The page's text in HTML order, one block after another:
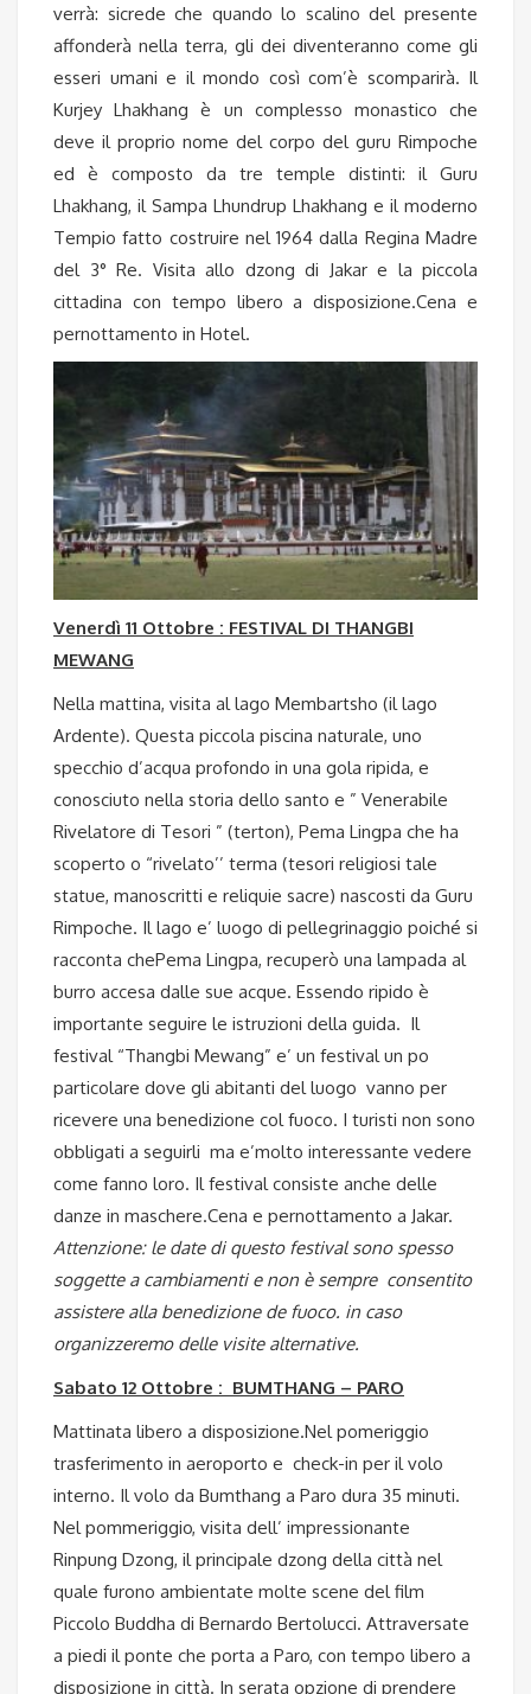
verrà: sicrede che quando lo scalino del presente
affonderà nella terra, gli dei diventeranno come gli
esseri umani e il mondo così com’è scomparirà. Il
Kurjey Lhakhang è un complesso monastico che
deve il proprio nome del corpo del guru Rimpoche
ed è composto da tre temple distinti: il Guru
Lhakhang, il Sampa Lhundrup Lhakhang e il moderno
Tempio fatto costruire nel 1964 dalla Regina Madre
del 3° Re. Visita allo dzong di Jakar e la piccola
cittadina con tempo libero a disposizione.Cena e
pernottamento in Hotel.
Venerdì 11 Ottobre : FESTIVAL DI THANGBI
MEWANG
Nella mattina, visita al lago Membartsho (il lago
Ardente). Questa piccola piscina naturale, uno
specchio d’acqua profondo in una gola ripida, e
conosciuto nella storia dello santo e ” Venerabile
Rivelatore di Tesori ” (terton), Pema Lingpa che ha
scoperto o “rivelato’’ terma (tesori religiosi tale
statue, manoscritti e reliquie sacre) nascosti da Guru
Rimpoche. Il lago e’ luogo di pellegrinaggio poiché si
racconta chePema Lingpa, recuperò una lampada al
burro accesa dalle sue acque. Essendo ripido è
importante seguire le istruzioni della guida. Il
festival “Thangbi Mewang” e’ un festival un po
particolare dove gli abitanti del luogo vanno per
ricevere una benedizione col fuoco. I turisti non sono
obbligati a seguirli ma e’molto interessante vedere
come fanno loro. Il festival consiste anche delle
danze in maschere.Cena e pernottamento a Jakar.
Attenzione: le date di questo festival sono spesso
soggette a cambiamenti e non è sempre consentito
assistere alla benedizione de fuoco. in caso
organizzeremo delle visite alternative.
Sabato 12 Ottobre : BUMTHANG – PARO
Mattinata libero a disposizione.Nel pomeriggio
trasferimento in aeroporto e check-in per il volo
interno. Il volo da Bumthang a Paro dura 35 minuti.
Nel pommeriggio, visita dell’ impressionante
Rinpung Dzong, il principale dzong della città nel
quale furono ambientate molte scene del film
Piccolo Buddha di Bernardo Bertolucci. Attraversate
a piedi il ponte che porta a Paro, con tempo libero a
disposizione in città. In serata opzione di prendere